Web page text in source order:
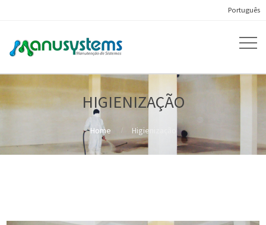
Português
HIGIENIZAÇÃO
Home Higienização